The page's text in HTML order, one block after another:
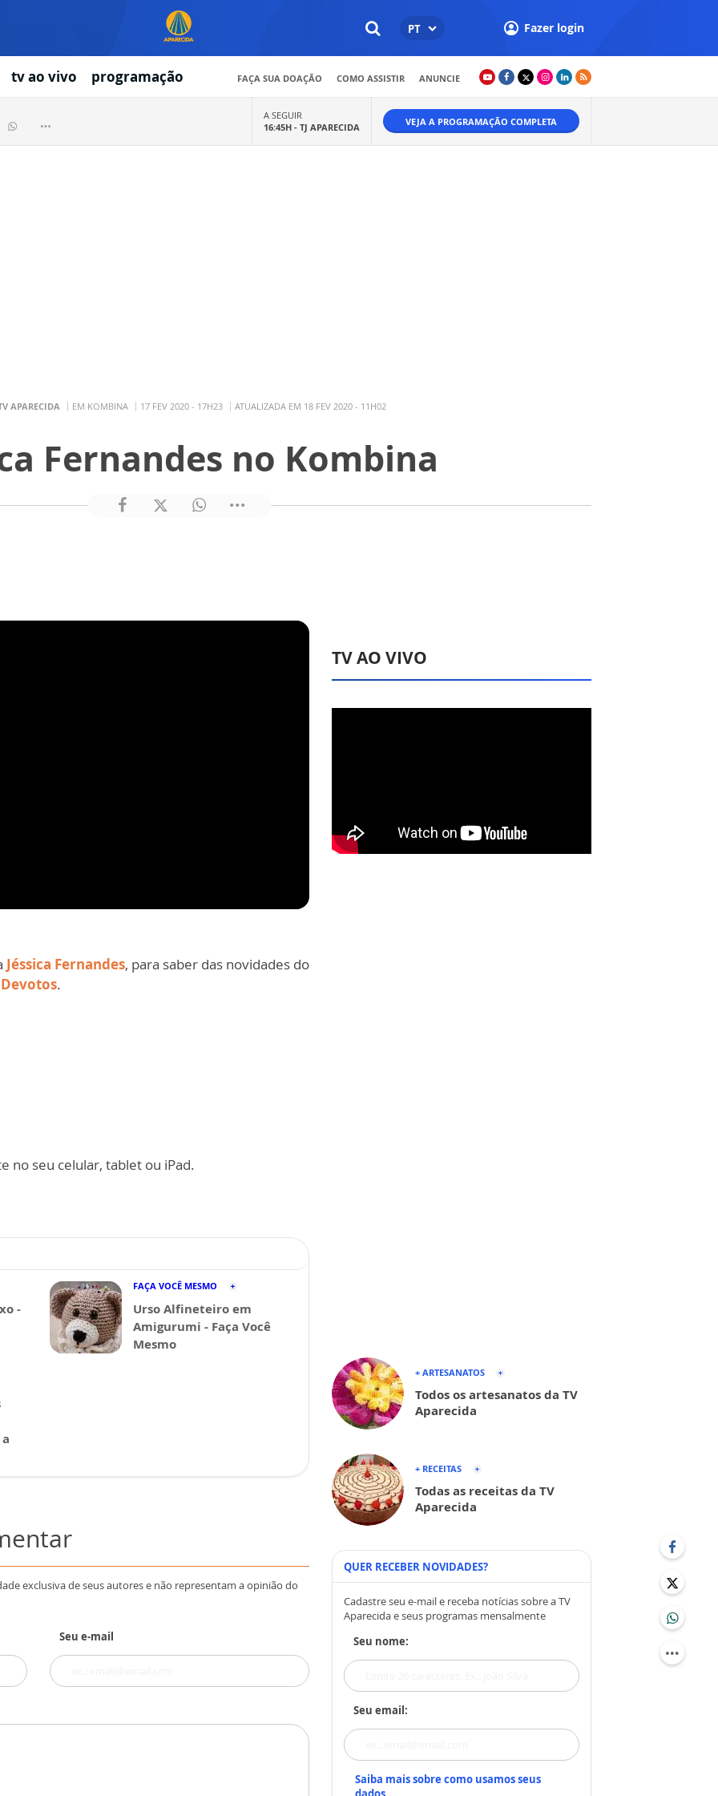
PT Fazer login
tv ao vivo programação FAÇA SUA DOAÇÃO COMO ASSISTIR ANUNCIE
A SEGUIR
16:45H - TJ APARECIDA VEJA A PROGRAMAÇÃO COMPLETA
APARECIDA EM KOMBINA 17 FEV 2020 - 17H23 ATUALIZADA EM 18 FEV 2020 - 11H02
Fernandes no Kombina
Jéssica Fernandes, para saber das novidades do
.
no seu celular, tablet ou iPad.
-
FAÇA VOCÊ MESMO
Urso Alfineteiro em
Amigurumi - Faça Você
Mesmo
exclusiva de seus autores e não representam a opinião do
Seu e-mail
TV AO VIVO
+ ARTESANATOS
Todos os artesanatos da TV
Aparecida
+ RECEITAS
Todas as receitas da TV
Aparecida
QUER RECEBER NOVIDADES?
Cadastre seu e-mail e receba notícias sobre a TV
Aparecida e seus programas mensalmente
Seu nome:
Seu email:
Saiba mais sobre como usamos seus